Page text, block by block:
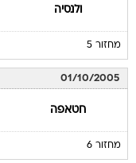
ולנסיה
מחזור 5
01/10/2005
חטאפה
מחזור 6